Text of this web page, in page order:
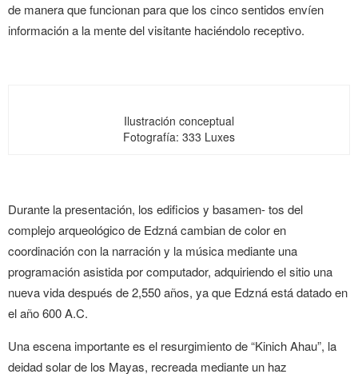
de manera que funcionan para que los cinco sentidos envíen
información a la mente del visitante haciéndolo receptivo.
Ilustración conceptual
Fotografía: 333 Luxes
Durante la presentación, los edificios y basamen- tos del
complejo arqueológico de Edzná cambian de color en
coordinación con la narración y la música mediante una
programación asistida por computador, adquiriendo el sitio una
nueva vida después de 2,550 años, ya que Edzná está datado en
el año 600 A.C.
Una escena importante es el resurgimiento de “Kinich Ahau”, la
deidad solar de los Mayas, recreada mediante un haz